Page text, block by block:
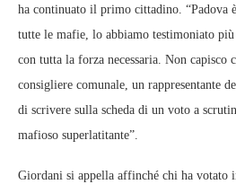
ha continuato il primo cittadino. “Padova
tutte le mafie, lo abbiamo testimoniato
con tutta la forza necessaria. Non capisco
consigliere comunale, un rappresentante
di scrivere sulla scheda di un voto a
mafioso superlatitante”.
Giordani si appella affinché chi ha votato